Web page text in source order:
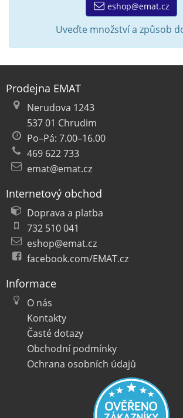
eshop@emat.cz
Uveďte množství a způsob
Prodejna EMAT
Nerudova 1243
537 01 Chrudim
Po–Pá: 7.00–16.00
469 622 733
emat@emat.cz
Internetový obchod
Doprava a platba
732 510 041
eshop@emat.cz
facebook.com/EMAT.cz
Informace
O nás
Kontakty
Časté dotazy
Obchodní podmínky
Ochrana osobních údajů